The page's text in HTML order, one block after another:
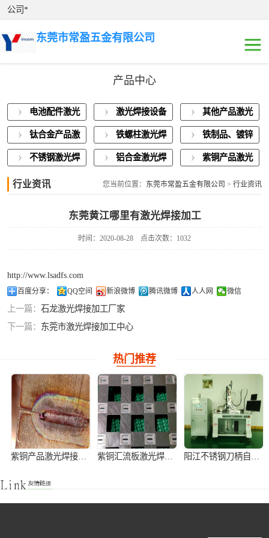
公司*
东莞市常盈五金有限公司
产品中心
电池配件激光
焊接
激光焊接设备
展示
其他产品激光
焊接
钛合金产品激
光焊接
铁螺柱激光焊
接加工
铁制品、镀锌
板激光焊接
不锈钢激光焊
铝合金激光焊
紫铜产品激光
行业资讯 您当前位置： 东莞市常盈五金有限公司 > 行业资讯
东莞黄江哪里有激光焊接加工
时间：2020-08-28 点击次数：1032
http://www.lsadfs.com
百度分享： QQ空间 新浪微博 腾讯微博 人人网 微信
上一篇： 石龙激光焊接加工厂家
下一篇： 东莞市激光焊接加工中心
热门推荐
紫铜产品激光焊接加工 紫铜汇流板激光焊接加工 阳江不锈钢刀柄自动激光焊接机
接
激光焊接设备展
示
其他产品激光焊
铝合金激光焊接
紫铜产品激光焊